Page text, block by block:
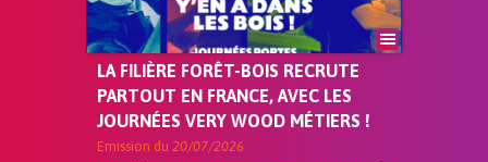
LA FILIÈRE FORÊT-BOIS RECRUTE
PARTOUT EN FRANCE, AVEC LES
JOURNÉES VERY WOOD MÉTIERS !
Emission du 20/07/2026